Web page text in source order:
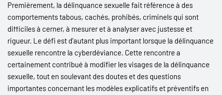
Premièrement, la délinquance sexuelle fait référence à des
comportements tabous, cachés, prohibés, criminels qui sont
difficiles à cerner, à mesurer et à analyser avec justesse et
rigueur. Le défi est d’autant plus important lorsque la délinquance
sexuelle rencontre la cyberdéviance. Cette rencontre a
certainement contribué à modifier les visages de la délinquance
sexuelle, tout en soulevant des doutes et des questions
importantes concernant les modèles explicatifs et préventifs en